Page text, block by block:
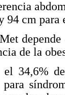
94 cm
de la
el 34,6%